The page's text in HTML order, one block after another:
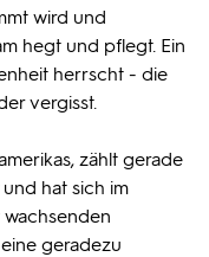
wird und
hegt und pflegt. Ein
herrscht - die
vergisst.
zählt gerade
hat sich im
wachsenden
geradezu